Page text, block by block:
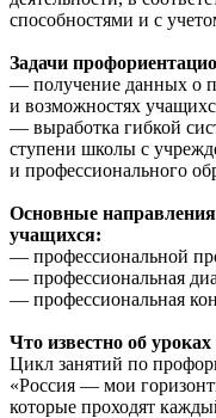
способностями и с
Задачи
— получение данных о
и возможностях
— выработка гибкой
ступени школы с
и профессионального
Основные
учащихся:
— профессиональной
— профессиональная
— профессиональная
Что известно об
Цикл занятий по
«Россия — мои
которые проходят